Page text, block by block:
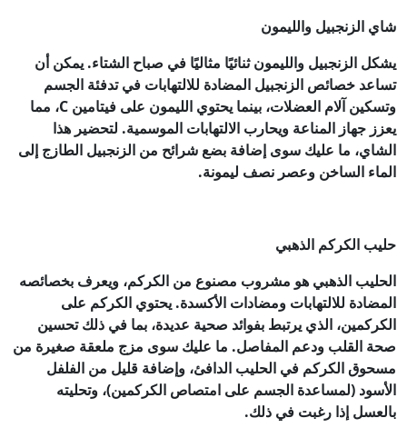
شاي الزنجبيل والليمون
يشكل الزنجبيل والليمون ثنائيًا مثاليًا في صباح الشتاء. يمكن أن
تساعد خصائص الزنجبيل المضادة للالتهابات في تدفئة الجسم
وتسكين آلام العضلات، بينما يحتوي الليمون على فيتامين C، مما
يعزز جهاز المناعة ويحارب الالتهابات الموسمية. لتحضير هذا
الشاي، ما عليك سوى إضافة بضع شرائح من الزنجبيل الطازج إلى
الماء الساخن وعصر نصف ليمونة.
حليب الكركم الذهبي
الحليب الذهبي هو مشروب مصنوع من الكركم، ويعرف بخصائصه
المضادة للالتهابات ومضادات الأكسدة. يحتوي الكركم على
الكركمين، الذي يرتبط بفوائد صحية عديدة، بما في ذلك تحسين
صحة القلب ودعم المفاصل. ما عليك سوى مزج ملعقة صغيرة من
مسحوق الكركم في الحليب الدافئ، وإضافة قليل من الفلفل
الأسود (لمساعدة الجسم على امتصاص الكركمين)، وتحليته
بالعسل إذا رغبت في ذلك.